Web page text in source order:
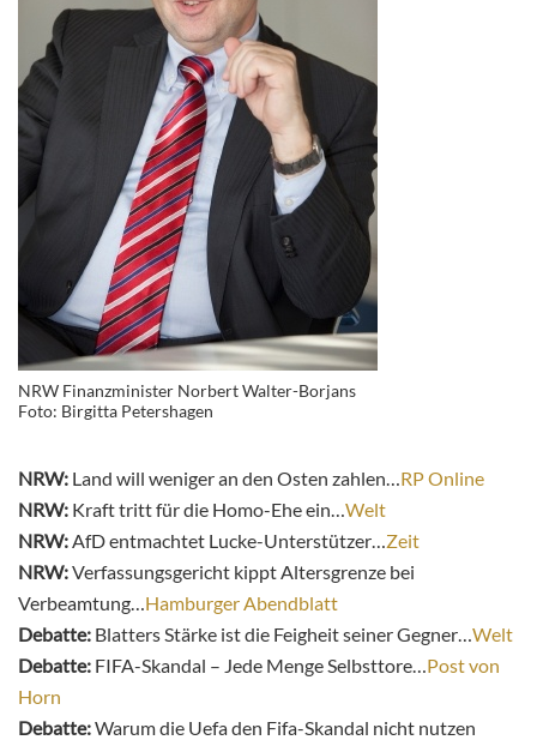
NRW Finanzminister Norbert Walter-Borjans
Foto: Birgitta Petershagen
NRW: Land will weniger an den Osten zahlen…RP Online
NRW: Kraft tritt für die Homo-Ehe ein…Welt
NRW:AfD entmachtet Lucke-Unterstützer…Zeit
NRW:Verfassungsgericht kippt Altersgrenze bei
Verbeamtung…Hamburger Abendblatt
Debatte: Blatters Stärke ist die Feigheit seiner Gegner…Welt
Debatte: FIFA-Skandal – Jede Menge Selbsttore…Post von
Horn
Debatte:Warum die Uefa den Fifa-Skandal nicht nutzen